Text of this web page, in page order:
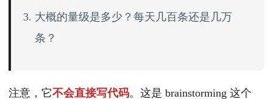
大概的量级是多少？每天几百条还是几万
条？
注意，它不会直接写代码。这是 brainstorming 这个